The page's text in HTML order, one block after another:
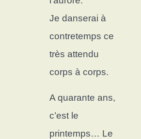
Je danserai à
contretemps ce
très attendu
corps à corps.
A quarante ans,
c’est le
printemps… Le